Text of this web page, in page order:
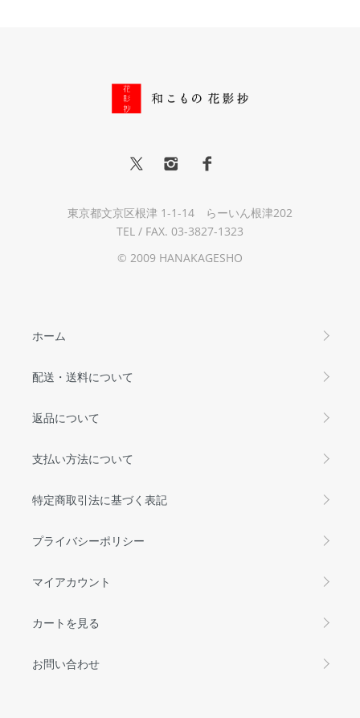
東京都文京区根津 1-1-14 らーいん根津202
TEL / FAX. 03-3827-1323
© 2009 HANAKAGESHO
ホーム
配送・送料について
返品について
支払い方法について
特定商取引法に基づく表記
プライバシーポリシー
マイアカウント
カートを見る
お問い合わせ